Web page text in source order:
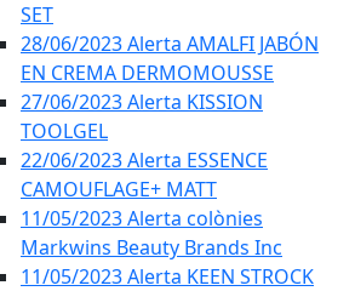
SET
28/06/2023 Alerta AMALFI JABÓN
EN CREMA DERMOMOUSSE
27/06/2023 Alerta KISSION
TOOLGEL
22/06/2023 Alerta ESSENCE
CAMOUFLAGE+ MATT
11/05/2023 Alerta colònies
Markwins Beauty Brands Inc
11/05/2023 Alerta KEEN STROCK